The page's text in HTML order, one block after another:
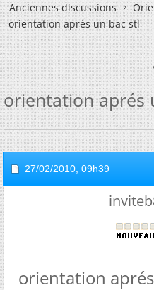
Anciennes discussions
orientation aprés un bac stl
orientation aprés
27/02/2010, 09h39
orientation